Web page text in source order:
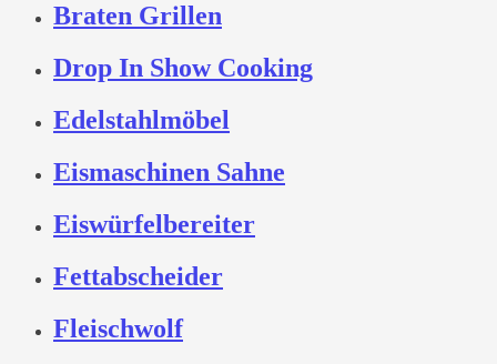
Braten Grillen
Drop In Show Cooking
Edelstahlmöbel
Eismaschinen Sahne
Eiswürfelbereiter
Fettabscheider
Fleischwolf